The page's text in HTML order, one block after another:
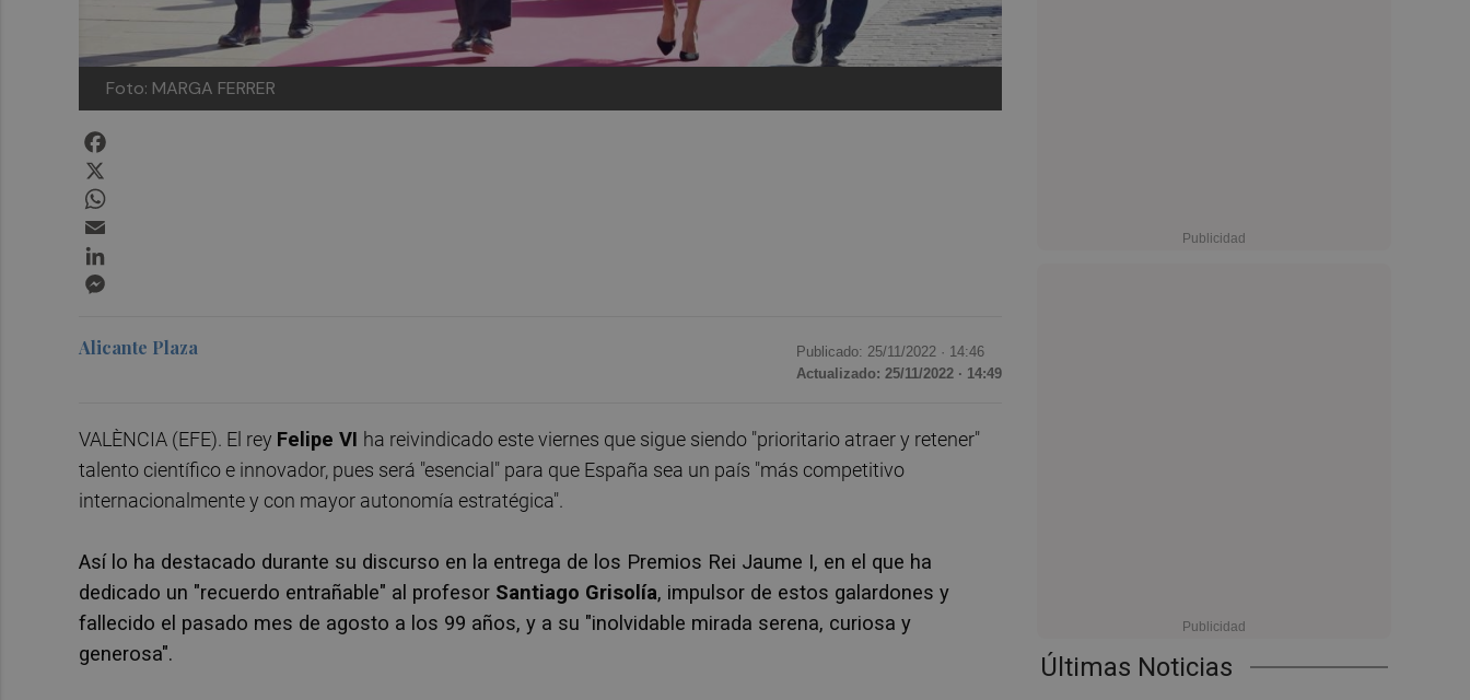
Foto: MARGA FERRER
Últimas Noticias
Alicante Plaza Publicado: 25/11/2022 · 14:46
Actualizado: 25/11/2022 · 14:49
VALÈNCIA (EFE). El rey Felipe VI ha reivindicado este viernes que sigue siendo "prioritario atraer y retener"
talento científico e innovador, pues será "esencial" para que España sea un país "más competitivo
internacionalmente y con mayor autonomía estratégica".
Así lo ha destacado durante su discurso en la entrega de los Premios Rei Jaume I, en el que ha
dedicado un "recuerdo entrañable" al profesor Santiago Grisolía, impulsor de estos galardones y
fallecido el pasado mes de agosto a los 99 años, y a su "inolvidable mirada serena, curiosa y
generosa".